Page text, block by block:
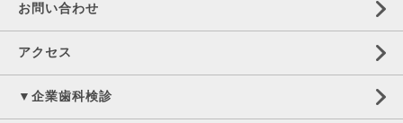
お問い合わせ
アクセス
▼企業歯科検診